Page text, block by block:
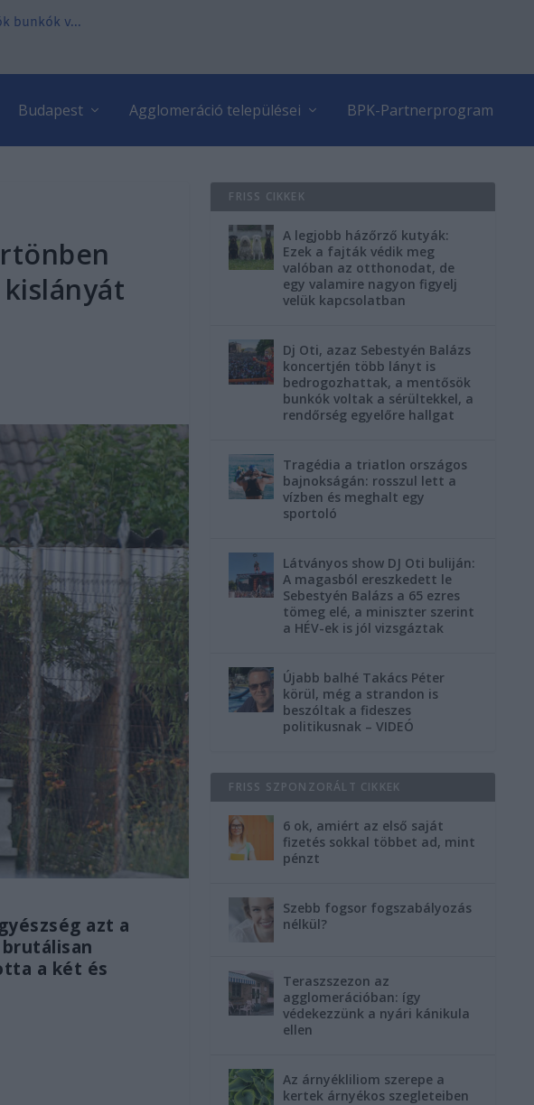
bunkók v...
Budapest Agglomeráció települései BPK-Partnerprogram
azt a
a két és
FRISS CIKKEK
A legjobb házőrző kutyák:
Ezek a fajták védik meg
valóban az otthonodat, de
egy valamire nagyon figyelj
velük kapcsolatban
Dj Oti, azaz Sebestyén Balázs
koncertjén több lányt is
bedrogozhattak, a mentősök
bunkók voltak a sérültekkel, a
rendőrség egyelőre hallgat
Tragédia a triatlon országos
bajnokságán: rosszul lett a
vízben és meghalt egy
sportoló
Látványos show DJ Oti buliján:
A magasból ereszkedett le
Sebestyén Balázs a 65 ezres
tömeg elé, a miniszter szerint
a HÉV-ek is jól vizsgáztak
Újabb balhé Takács Péter
körül, még a strandon is
beszóltak a fideszes
politikusnak – VIDEÓ
FRISS SZPONZORÁLT CIKKEK
6 ok, amiért az első saját
fizetés sokkal többet ad, mint
pénzt
Szebb fogsor fogszabályozás
nélkül?
Teraszszezon az
agglomerációban: így
védekezzünk a nyári kánikula
ellen
Az árnyékliliom szerepe a
kertek árnyékos szegleteiben